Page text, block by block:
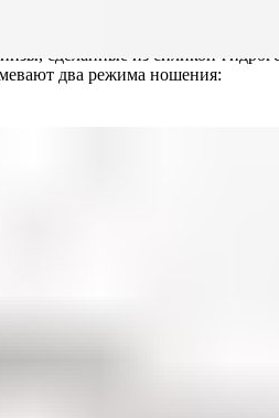
сделанные из силикон-
два режима ношения:
способность глаза —
решение о выборе